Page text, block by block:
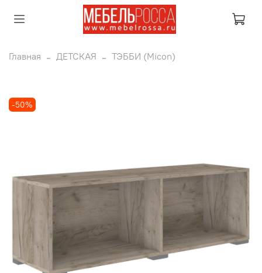
Главная ДЕТСКАЯ ТЭББИ (Micon)
-50%